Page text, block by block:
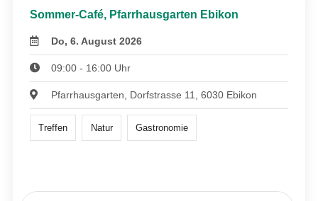
Sommer-Café, Pfarrhausgarten Ebikon
Do, 6. August 2026
09:00 - 16:00 Uhr
Pfarrhausgarten, Dorfstrasse 11, 6030 Ebikon
Treffen Natur Gastronomie